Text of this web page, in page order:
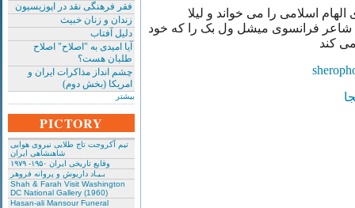
فقر فرهنگی نقد در اپوزیسیون
زندان و زنان خبیث
دلیل آفتاب
آیا امیدی به "اصلاح" اصلاح
طلبان هست؟
چشم انداز مذاکرات ایران و
امریکا (بخش دوم)
بیشتر
PICTORY
تیم آکروجت تاج طلایی نیروی هوایی
شاهنشاهی ایران
وقایع تاریخی‌ ایران ۱۹۵۰- ۱۹۷۹
بـیـاد داریوش و پروانه فروهر
Shah & Farah Visit Washington
DC National Gallery (1960)
Hasan-ali Mansour Funeral
الهام اسلامی را می خواند و لیلا
فرانسوی میشل ول بک را که خود
کند